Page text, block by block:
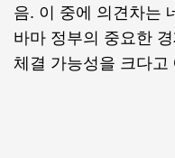
음. 이 중에 의견차는
바마 정부의 중요한
체결 가능성을 크다고